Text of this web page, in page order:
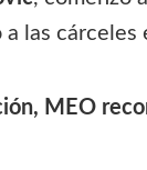
a las
MEO